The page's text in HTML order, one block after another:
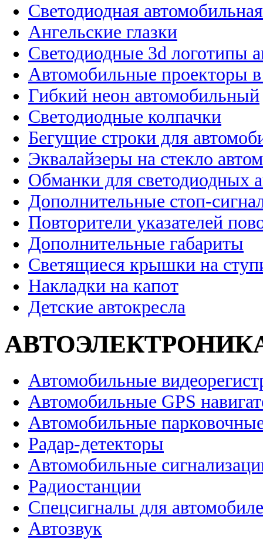
Светодиодная
Ангельские глазки
Светодиодные 3d логотипы
Автомобильные проекторы
Гибкий неон автомобильный
Светодиодные колпачки
Бегущие строки для
Эквалайзеры на стекло
Обманки для светодиодных
Дополнительные стоп-
Повторители указателей
Дополнительные габариты
Светящиеся крышки на
Накладки на капот
Детские автокресла
Автомобильные
Автомобильные GPS
Автомобильные
Радар-детекторы
Автомобильные
Радиостанции
Спецсигналы для
Автозвук